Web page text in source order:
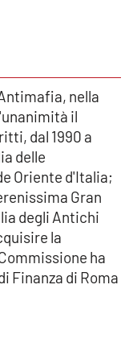
nella
il
dal 1990 a
delle
Oriente d'Italia;
Gran
degli Antichi
la
ha
Finanza di Roma